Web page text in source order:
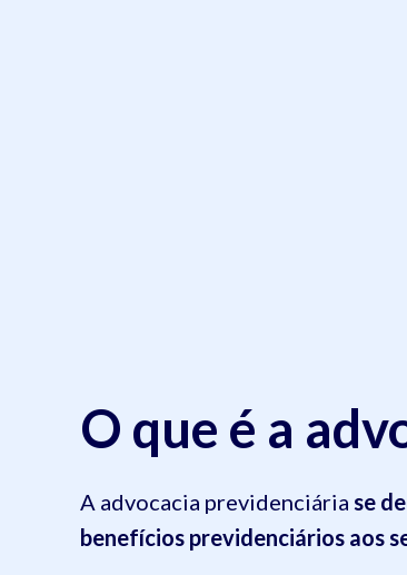
O que é a
A advocacia previdenciária se
benefícios previdenciários aos